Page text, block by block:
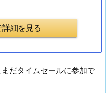
細を見る
だタイムセールに参加で